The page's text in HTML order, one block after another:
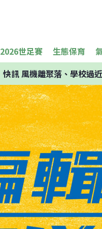
2026世足賽 生態保育
快訊風機離聚落、學校過